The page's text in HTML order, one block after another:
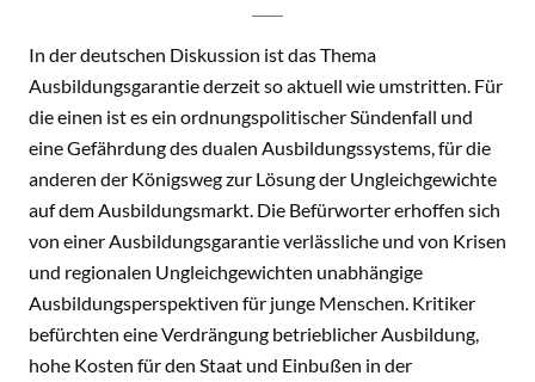
In der deutschen Diskussion ist das Thema
Ausbildungsgarantie derzeit so aktuell wie umstritten. Für
die einen ist es ein ordnungspolitischer Sündenfall und
eine Gefährdung des dualen Ausbildungssystems, für die
anderen der Königsweg zur Lösung der Ungleichgewichte
auf dem Ausbildungsmarkt. Die Befürworter erhoffen sich
von einer Ausbildungsgarantie verlässliche und von Krisen
und regionalen Ungleichgewichten unabhängige
Ausbildungsperspektiven für junge Menschen. Kritiker
befürchten eine Verdrängung betrieblicher Ausbildung,
hohe Kosten für den Staat und Einbußen in der